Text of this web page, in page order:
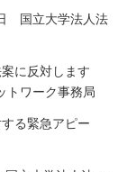
国立大学法人法
案に反対します
ワーク事務局
る緊急アピー